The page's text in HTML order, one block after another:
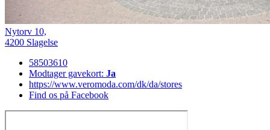
Nytorv 10,
4200 Slagelse
58503610
Modtager gavekort: Ja
https://www.veromoda.com/dk/da/stores
Find os på Facebook